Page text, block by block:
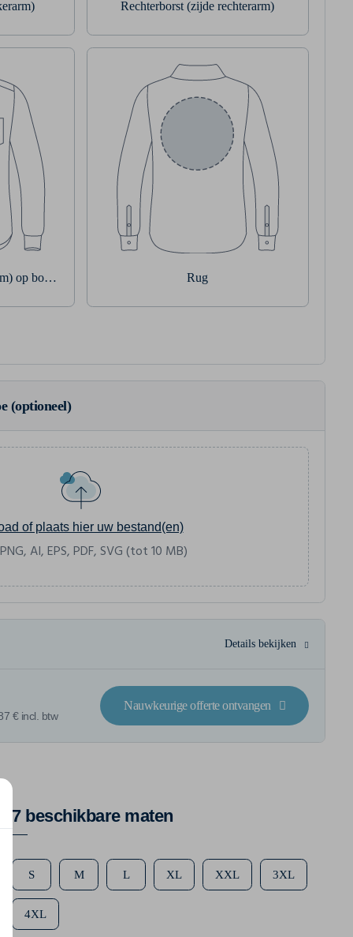
Rechterborst (zijde rechterarm)
op borstzakje Rug
(optioneel)
of plaats hier uw bestand(en)
AI, EPS, PDF, SVG (tot 10 MB)
Details bekijken
€ incl. btw
Nauwkeurige offerte ontvangen
7 beschikbare maten
S M L XL XXL 3XL
4XL